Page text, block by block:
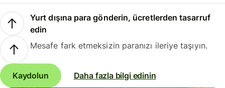
Yurt dışına para gönderin, ücretlerden tasarruf
edin
Mesafe fark etmeksizin paranızı ileriye taşıyın.
Kaydolun Daha fazla bilgi edinin